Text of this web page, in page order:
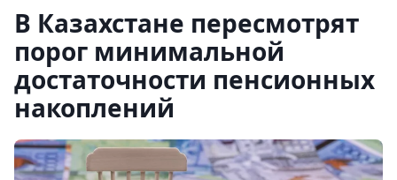
В Казахстане пересмотрят
порог минимальной
достаточности пенсионных
накоплений